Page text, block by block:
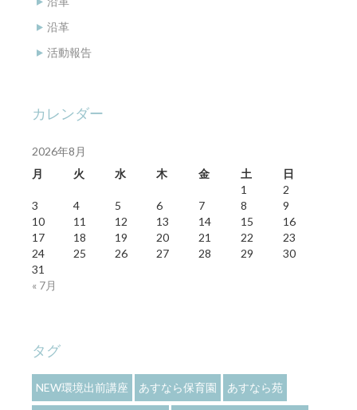
沿革
活動報告
カレンダー
2026年8月
月
火 水 木 金 土 日
« 7月
1
2
3
4 5 6 7 8
9
10
11 12 13 14 15
16
17
18 19 20 21 22
23
24
25 26 27 28 29
30
31
タグ
NEW環境出前講座 あすなら保育園 あすなら苑